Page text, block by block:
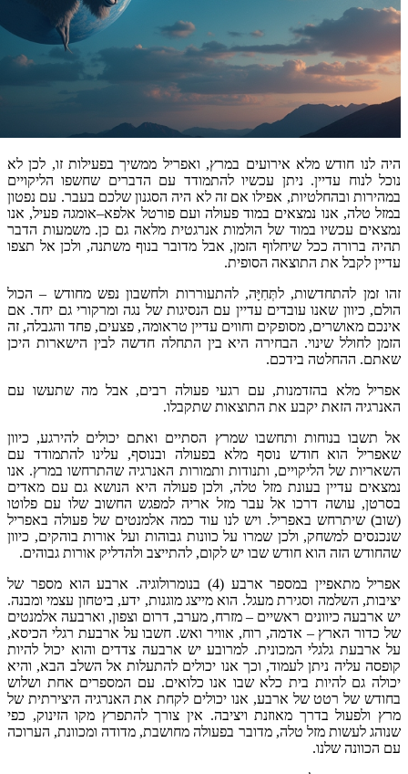
אירועים במרץ,ואפריל ממשיך בפעילות זו,לכן לא
ניתן עכשיו להתמודד עם הדברים שחשפו הליקויים
,אפילו אם זה לא היה הסגנון שלכם בעבר.עם נפטון
במוד פעולה ועם פורטל אלפא–אומגה פעיל,אנו
של הולמות אנרגטית מלאה גם כן.משמעות הדבר
הזמן,אבל מדובר בנוף משתנה,ולכן אל תצפו
הסופית.
,לתְּחִיָּה,להתעוררות ולחשבון נפש מחודש–הכול
עובדים עדיין עם הנסיגות של נגה ומרקורי גם יחד.אם
מסופקים וחווים עדיין טראומה,פצעים,פחד והגבלה,זה
הבחירה היא בין התחלה חדשה לבין הישארות היכן
.
, עם רגעי פעולה רבים ,אבל מה שתעשו עם
את התוצאות שתקבלו
ותחשבו שמרץ הסתיים ואתם יכולים להירגע,כיוון
נוסף מלא בפעולה ובנוסף,
עלינו להתמודד עם
,ותנודות ותמורות האנרגיה שהתרחשו במרץ. אנו
מזל טלה, ולכן פעולה היא הנושא גם עם מאדים
אל עבר מזל אריה למפגש החשוב שלו עם פלוטו
.ויש לנו עוד כמה אלמנטים של פעולה באפריל
,ולכן שמרו על כוונות גבוהות ועל אורות בוהקים ,כיוון
שבו יש לקום,להתייצב ולהדליק אורות גבוהים.
במספר ארבע(4) בנומרולוגיה. ארבע הוא מספר של
מעגל.הוא מייצג מוגנות, ידע, ביטחון עצמי ומבנה.
ראשיים–מזרח,מערב,דרום וצפון,וארבעה אלמנטים
אדמה,רוח,אוויר ואש.חשבו על ארבעת רגלי הכיסא,
.למרובע יש ארבעה צדדים והוא יכול להיות
לעמוד, וכך אנו יכולים להתעלות אל השלב הבא,והיא
כלא שבו אנו כלואים. עם המספרים אחת ושלוש
ארבע,אנו יכולים לקחת את האנרגיה היצירתית של
מאוזנת ויציבה.אין צורך להתפרץ מקו הזינוק,כפי
טלה,מדובר בפעולה מחושבת, מדודה ומכוונת,הערוכה